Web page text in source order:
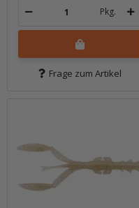
Pkg.
Frage zum Artikel